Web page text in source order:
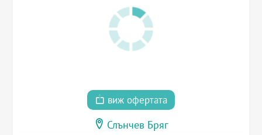
виж офертата
Слънчев Бряг